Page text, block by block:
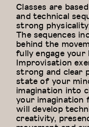
Classes are
and technical
strong
The sequences
behind the
fully engage your
Improvisation
strong and clear
state of your
imagination into
your imagination
will develop
creativity,